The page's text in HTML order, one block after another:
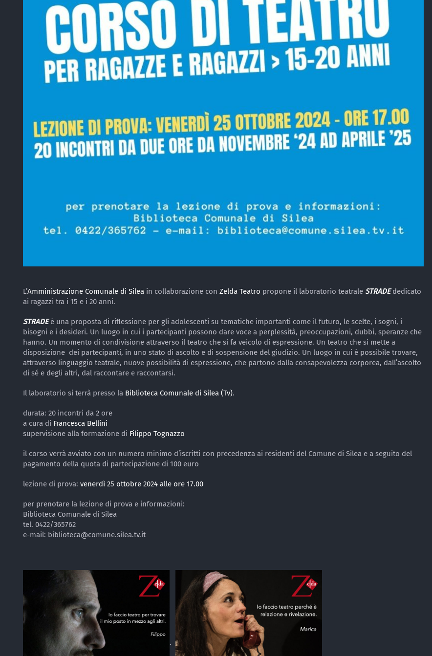
L’Amministrazione Comunale di Silea in collaborazione con Zelda Teatro propone il laboratorio teatrale STRADEdedicato
ai ragazzi tra i 15 e i 20 anni.
STRADEè una proposta di riflessione per gli adolescenti su tematiche importanti come il futuro, le scelte, i sogni, i
bisogni e i desideri. Un luogo in cui i partecipanti possono dare voce a perplessità, preoccupazioni, dubbi, speranze che
hanno. Un momento di condivisione attraverso il teatro che si fa veicolo di espressione. Un teatro che si mette a
disposizione dei partecipanti, in uno stato di ascolto e di sospensione del giudizio. Un luogo in cui è possibile trovare,
attraverso linguaggio teatrale, nuove possibilità di espressione, che partono dalla consapevolezza corporea, dall’ascolto
di sé e degli altri, dal raccontare e raccontarsi.
Il laboratorio si terrà presso la Biblioteca Comunale di Silea (Tv).
durata: 20 incontri da 2 ore
a cura di Francesca Bellini
supervisione alla formazione di Filippo Tognazzo
il corso verrà avviato con un numero minimo d’iscritti con precedenza ai residenti del Comune di Silea e a seguito del
pagamento della quota di partecipazione di 100 euro
lezione di prova: venerdì 25 ottobre 2024 alle ore 17.00
per prenotare la lezione di prova e informazioni:
Biblioteca Comunale di Silea
tel. 0422/365762
e-mail: biblioteca@comune.silea.tv.it
.